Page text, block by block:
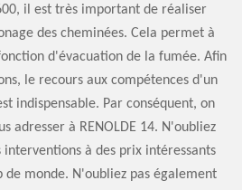
il est très important de réaliser
des cheminées. Cela permet à
d'évacuation de la fumée. Afin
le recours aux compétences d'un
indispensable. Par conséquent, on
adresser à RENOLDE 14. N'oubliez
à des prix intéressants
de monde. N'oubliez pas également